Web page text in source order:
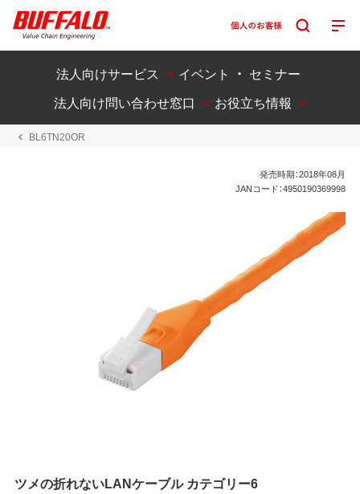
法人向けサービス
イベント ・ セミナー
法人向け問い合わせ窓口
お役立ち情報
BL6TN20OR
発売時期：2018年08月
JANコード：4950190369998
ツメの折れないLANケーブル カテゴリー6